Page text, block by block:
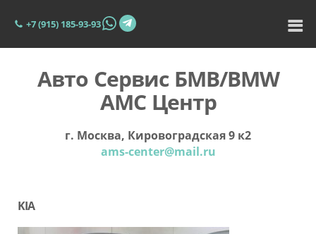
+7 (915) 185-93-93
Авто Сервис БМВ/BMW
АМС Центр
г. Москва, Кировоградская 9 к2
ams-center@mail.ru
KIA